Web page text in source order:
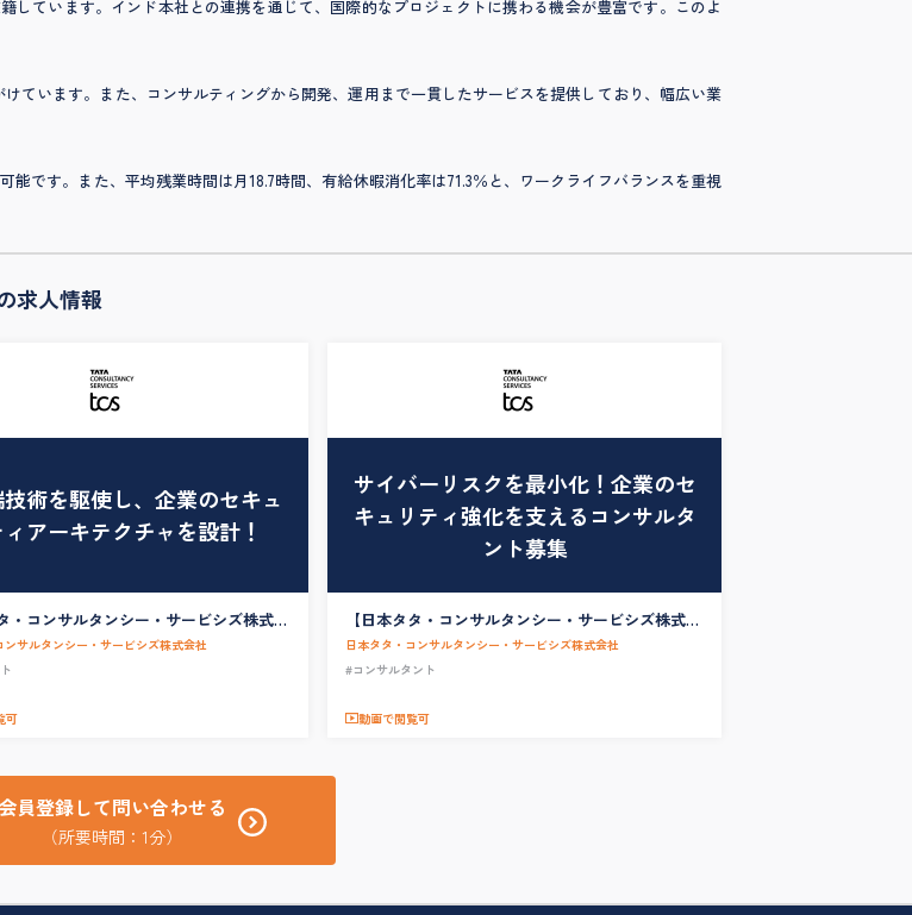
しています。インド本社との連携を通じて、国際的なプロジェクトに携わる機会が豊富です。このよ
ています。また、コンサルティングから開発、運用まで一貫したサービスを提供しており、幅広い業
です。また、平均残業時間は月18.7時間、有給休暇消化率は71.3％と、ワークライフバランスを重視
求人情報
術を駆使し、企業のセキュ
ィアーキテクチャを設計！
可
・コンサルタンシー・サービシズ株式会
ーセキュリティ／テクニカルアーキテク
ンサルタンシー・サービシズ株式会社
サイバーリスクを最小化！企業のセ
キュリティ強化を支えるコンサルタ
ント募集
動画で閲覧可
【日本タタ・コンサルタンシー・サービシズ株式会
社】サイバーセキュリティコンサルタント
日本タタ・コンサルタンシー・サービシズ株式会社
#コンサルタント
員登録して問い合わせる
（所要時間：1分）